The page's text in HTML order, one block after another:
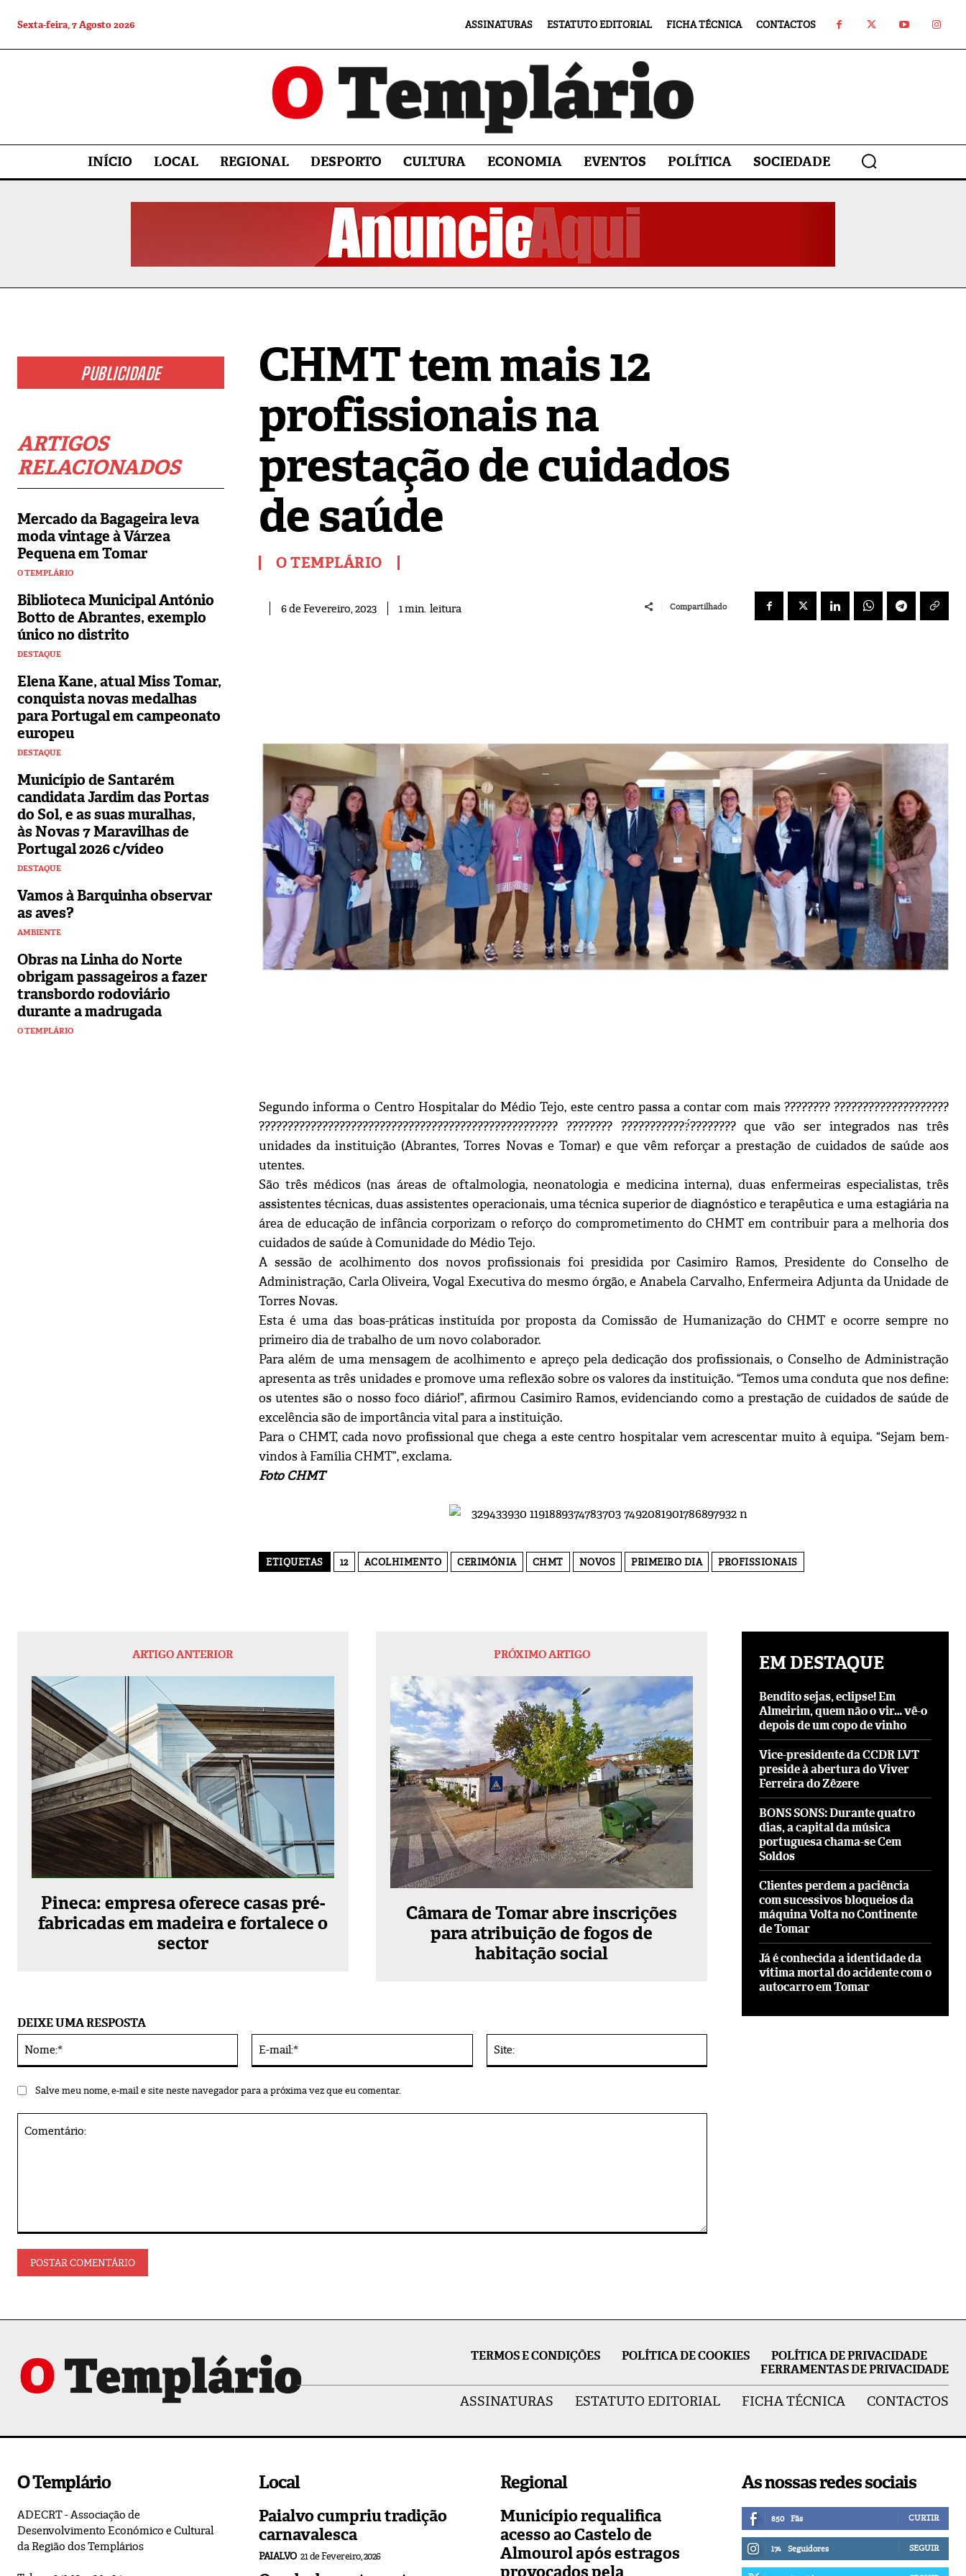
Sexta-feira, 7 Agosto 2026 ASSINATURAS ESTATUTO EDITORIAL FICHA TÉCNICA CONTACTOS
INÍCIO LOCAL REGIONAL DESPORTO CULTURA ECONOMIA EVENTOS POLÍTICA SOCIEDADE
PUBLICIDADE
ARTIGOS
RELACIONADOS
Mercado da Bagageira leva
moda vintage à Várzea
Pequena em Tomar
O TEMPLÁRIO
Biblioteca Municipal António
Botto de Abrantes, exemplo
único no distrito
DESTAQUE
Elena Kane, atual Miss Tomar,
conquista novas medalhas
para Portugal em campeonato
europeu
DESTAQUE
Município de Santarém
candidata Jardim das Portas
do Sol, e as suas muralhas,
às Novas 7 Maravilhas de
Portugal 2026 c/vídeo
DESTAQUE
Vamos à Barquinha observar
as aves?
AMBIENTE
Obras na Linha do Norte
obrigam passageiros a fazer
transbordo rodoviário
durante a madrugada
O TEMPLÁRIO
CHMT tem mais 12
profissionais na
prestação de cuidados
de saúde
O TEMPLÁRIO
6 de Fevereiro, 2023 1min. leitura Compartilhado
Segundo informa o Centro Hospitalar do Médio Tejo, este centro passa a contar com mais ???????? ????????????????????
???????????????????????????????????????????????????? ???????? ????????????́???????? que vão ser integrados nas três
unidades da instituição (Abrantes, Torres Novas e Tomar) e que vêm reforçar a prestação de cuidados de saúde aos
utentes.
São três médicos (nas áreas de oftalmologia, neonatologia e medicina interna), duas enfermeiras especialistas, três
assistentes técnicas, duas assistentes operacionais, uma técnica superior de diagnóstico e terapêutica e uma estagiária na
área de educação de infância corporizam o reforço do comprometimento do CHMT em contribuir para a melhoria dos
cuidados de saúde à Comunidade do Médio Tejo.
A sessão de acolhimento dos novos profissionais foi presidida por Casimiro Ramos, Presidente do Conselho de
Administração, Carla Oliveira, Vogal Executiva do mesmo órgão, e Anabela Carvalho, Enfermeira Adjunta da Unidade de
Torres Novas.
Esta é uma das boas-práticas instituída por proposta da Comissão de Humanização do CHMT e ocorre sempre no
primeiro dia de trabalho de um novo colaborador.
Para além de uma mensagem de acolhimento e apreço pela dedicação dos profissionais, o Conselho de Administração
apresenta as três unidades e promove uma reflexão sobre os valores da instituição. “Temos uma conduta que nos define:
os utentes são o nosso foco diário!”, afirmou Casimiro Ramos, evidenciando como a prestação de cuidados de saúde de
excelência são de importância vital para a instituição.
Para o CHMT, cada novo profissional que chega a este centro hospitalar vem acrescentar muito à equipa. “Sejam bem-
vindos à Família CHMT”, exclama.
Foto CHMT
ETIQUETAS 12 ACOLHIMENTO CERIMÓNIA CHMT NOVOS PRIMEIRO DIA PROFISSIONAIS
ARTIGO ANTERIOR
Pineca: empresa oferece casas pré-
fabricadas em madeira e fortalece o
sector
PRÓXIMO ARTIGO
Câmara de Tomar abre inscrições
para atribuição de fogos de
habitação social
DEIXE UMA RESPOSTA
mail:*
Salve meu nome, e-mail e site neste navegador para a próxima vez que eu comentar.
EM DESTAQUE
Bendito sejas, eclipse! Em
Almeirim, quem não o vir… vê-o
depois de um copo de vinho
Vice-presidente da CCDR LVT
preside à abertura do Viver
Ferreira do Zêzere
BONS SONS: Durante quatro
dias, a capital da música
portuguesa chama-se Cem
Soldos
Clientes perdem a paciência
com sucessivos bloqueios da
máquina Volta no Continente
de Tomar
Já é conhecida a identidade da
vítima mortal do acidente com o
autocarro em Tomar
TERMOS E CONDIÇÕES POLÍTICA DE COOKIES
POLÍTICA DE PRIVACIDADE
FERRAMENTAS DE PRIVACIDADE
ASSINATURAS ESTATUTO EDITORIAL FICHA TÉCNICA CONTACTOS
O Templário
ADECRT - Associação de
Desenvolvimento Económico e Cultural
da Região dos Templários
Local
Paialvo cumpriu tradição
carnavalesca
PAIALVO 21 de Fevereiro, 2026
Regional
Município requalifica
acesso ao Castelo de
Almourol após estragos
As nossas redes sociais
850 Fãs CURTIR
174 Seguidores SEGUIR